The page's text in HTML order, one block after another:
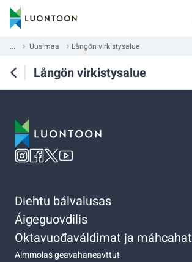
... Uusimaa Långön virkistysalue
Långön virkistysalue
Diehtu bálvalusas
Áigeguovdilis
Oktavuođaváldimat ja máhcahat
Almmolaš geavahaneavttut